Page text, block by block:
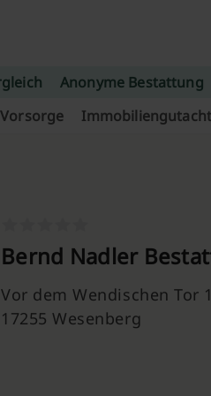
Anonyme Bestattung
Vorsorge
Bernd Nadler
Vor dem Wendischen Tor 1
17255 Wesenberg